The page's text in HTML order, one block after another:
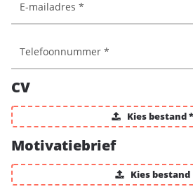
CV
Kies bestand *
Motivatiebrief
Kies bestand